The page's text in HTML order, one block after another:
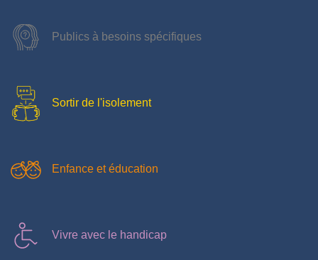
Publics à besoins spécifiques
Sortir de l'isolement
Enfance et éducation
Vivre avec le handicap